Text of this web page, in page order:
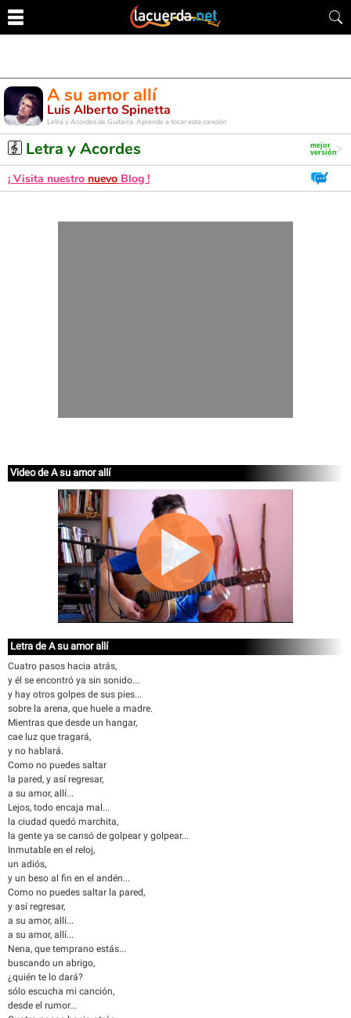
A su amor allí
Luis Alberto Spinetta
Letra y Acordes de Guitarra. Aprende a tocar esta canción
Letra y Acordes
¡ Visita nuestro nuevo Blog !
Video de A su amor allí
Letra de A su amor allí
Cuatro pasos hacia atrás,
y él se encontró ya sin sonido...
y hay otros golpes de sus pies...
sobre la arena, que huele a madre.
Mientras que desde un hangar,
cae luz que tragará,
y no hablará.
Como no puedes saltar
la pared, y así regresar,
a su amor, allí...
Lejos, todo encaja mal...
la ciudad quedó marchita,
la gente ya se cansó de golpear y golpear...
Inmutable en el reloj,
un adiós,
y un beso al fin en el andén...
Como no puedes saltar la pared,
y así regresar,
a su amor, allí...
a su amor, allí...
Nena, que temprano estás...
buscando un abrigo,
¿quién te lo dará?
sólo escucha mi canción,
desde el rumor...